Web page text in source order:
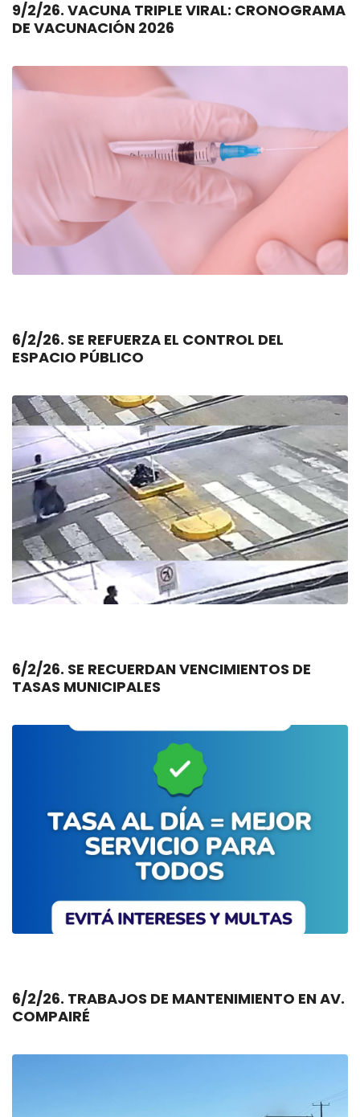
9/2/26. VACUNA TRIPLE VIRAL: CRONOGRAMA
DE VACUNACIÓN 2026
6/2/26. SE REFUERZA EL CONTROL DEL
ESPACIO PÚBLICO
6/2/26. SE RECUERDAN VENCIMIENTOS DE
TASAS MUNICIPALES
6/2/26. TRABAJOS DE MANTENIMIENTO EN AV.
COMPAIRÉ